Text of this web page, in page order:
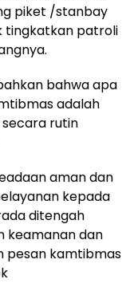
piket /stanbay
tingkatkan patroli
bahwa apa
adalah
rutin
aman dan
kepada
ditengah
keamanan dan
pesan kamtibmas